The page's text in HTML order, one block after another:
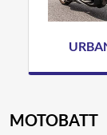
MOTOBATT